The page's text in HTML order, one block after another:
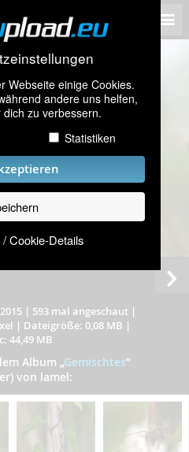
Webseite einige Cookies.
andere uns helfen,
zu verbessern.
Statistiken
Cookie-Details
| 593 mal angeschaut |
| Dateigröße: 0,08 MB |
44,49 MB
Album „Gemischtes”
von lamel: